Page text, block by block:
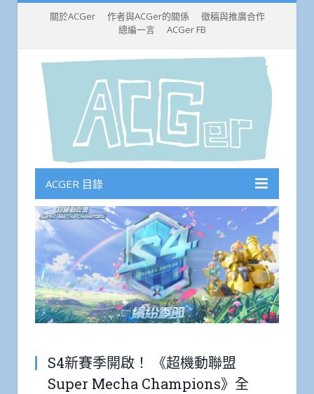
關於ACGer 作者與ACGer的關係
徵稿與推廣合作
總編一言
ACGer FB
ACGER 目錄
S4新賽季開啟！ 《超機動聯盟
Super Mecha Champions》全